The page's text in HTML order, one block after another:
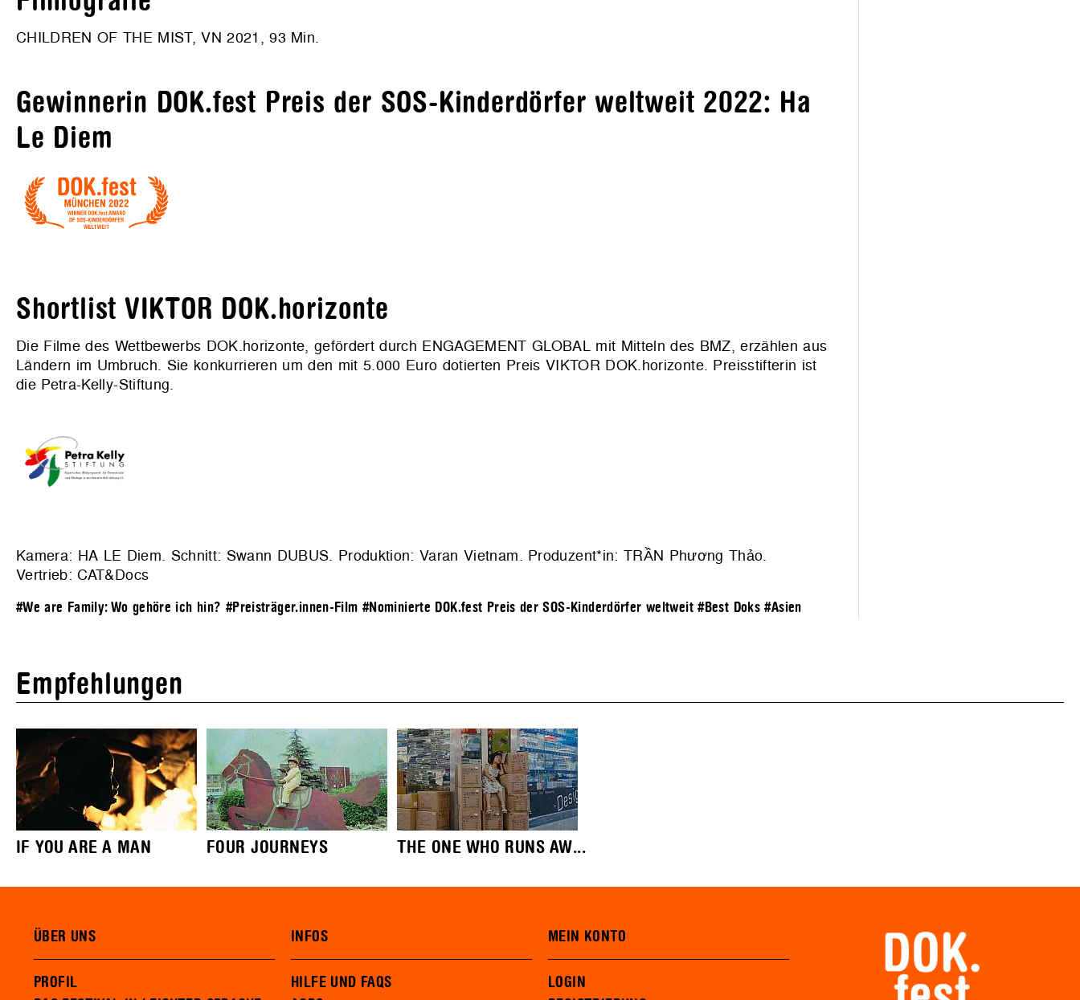
CHILDREN OF THE MIST, VN 2021, 93 Min.
Gewinnerin DOK.fest Preis der SOS-Kinderdörfer weltweit 2022: Ha
Le Diem
Shortlist VIKTOR DOK.horizonte
Die Filme des Wettbewerbs DOK.horizonte, gefördert durch ENGAGEMENT GLOBAL mit Mitteln des BMZ, erzählen aus
Ländern im Umbruch. Sie konkurrieren um den mit 5.000 Euro dotierten Preis VIKTOR DOK.horizonte. Preisstifterin ist
die Petra-Kelly-Stiftung.
Kamera: HA LE Diem. Schnitt: Swann DUBUS. Produktion: Varan Vietnam. Produzent*in: TRẦN Phương Thảo.
Vertrieb: CAT&Docs
#We are Family: Wo gehöre ich hin? #Preisträger.innen-Film #Nominierte DOK.fest Preis der SOS-Kinderdörfer weltweit #Best Doks #Asien
Empfehlungen
IF YOU ARE A MAN FOUR JOURNEYS THE ONE WHO RUNS AW...
ÜBER UNS
PROFIL
INFOS
HILFE UND FAQS
MEIN KONTO
LOGIN